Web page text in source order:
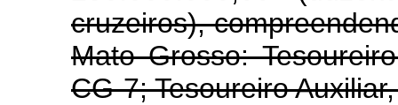
cruzeiros),
Mato Grosso:
CG-7; Tesoureiro